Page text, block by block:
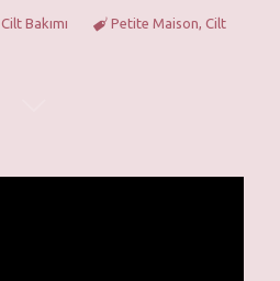
Cilt Bakımı Petite Maison, Cilt